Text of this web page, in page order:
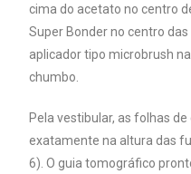
cima do acetato no centro
Super Bonder no centro
aplicador tipo microbrush
chumbo.
Pela vestibular, as folhas
exatamente na altura das
6). O guia tomográfico